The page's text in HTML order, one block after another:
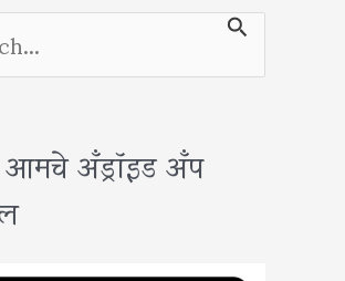
अँड्रॉइड अँप